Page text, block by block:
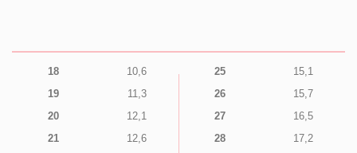
18
10,6
19
11,3
20
12,1
21
12,6
25
15,1
26
15,7
27
16,5
28
17,2